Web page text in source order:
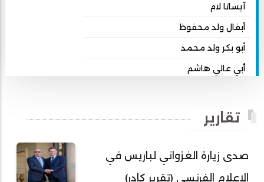
آيساتا لام
أبفال ولد محفوظ
أبو بكر ولد محمد
أبي عالي هاشم
أحمد بداه
أحمد دداهي مختار
أحمد زيدان ولد محمد محمود
أحمد سالم بكار
تقارير
صدى زيارة الغزواني لباريس في
الإعلام الفرنسي (تقرير كادر)